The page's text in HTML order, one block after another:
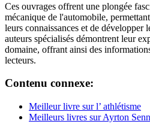
Ces ouvrages offrent une plongée
mécanique de l'automobile,
leurs connaissances et de développer
auteurs spécialisés démontrent leur
domaine, offrant ainsi des
lecteurs.
Contenu connexe:
Meilleur livre sur l’ athlétisme
Meilleurs livres sur Ayrton